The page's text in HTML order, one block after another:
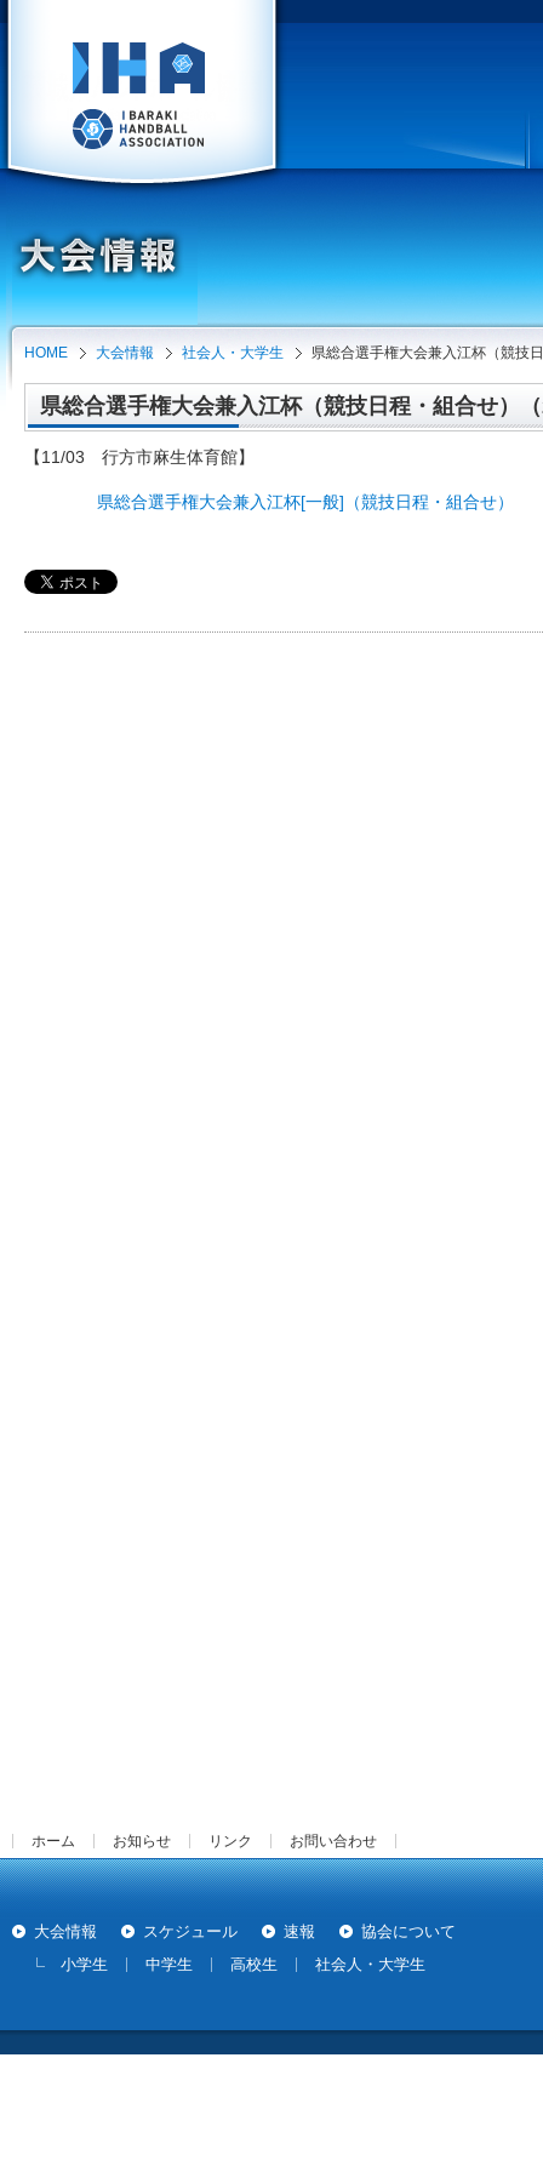
HOME 大会情報 社会人・大学生 県総合選手権大会兼入江杯（競技
県総合選手権大会兼入江杯（競技日程・組合せ）
【11/03 行方市麻生体育館】
県総合選手権大会兼入江杯[一般]（競技日程・組合せ）
ホーム お知らせ リンク お問い合わせ
大会情報 スケジュール 速報
協会について
小学生
中学生 高校生 社会人・大学生